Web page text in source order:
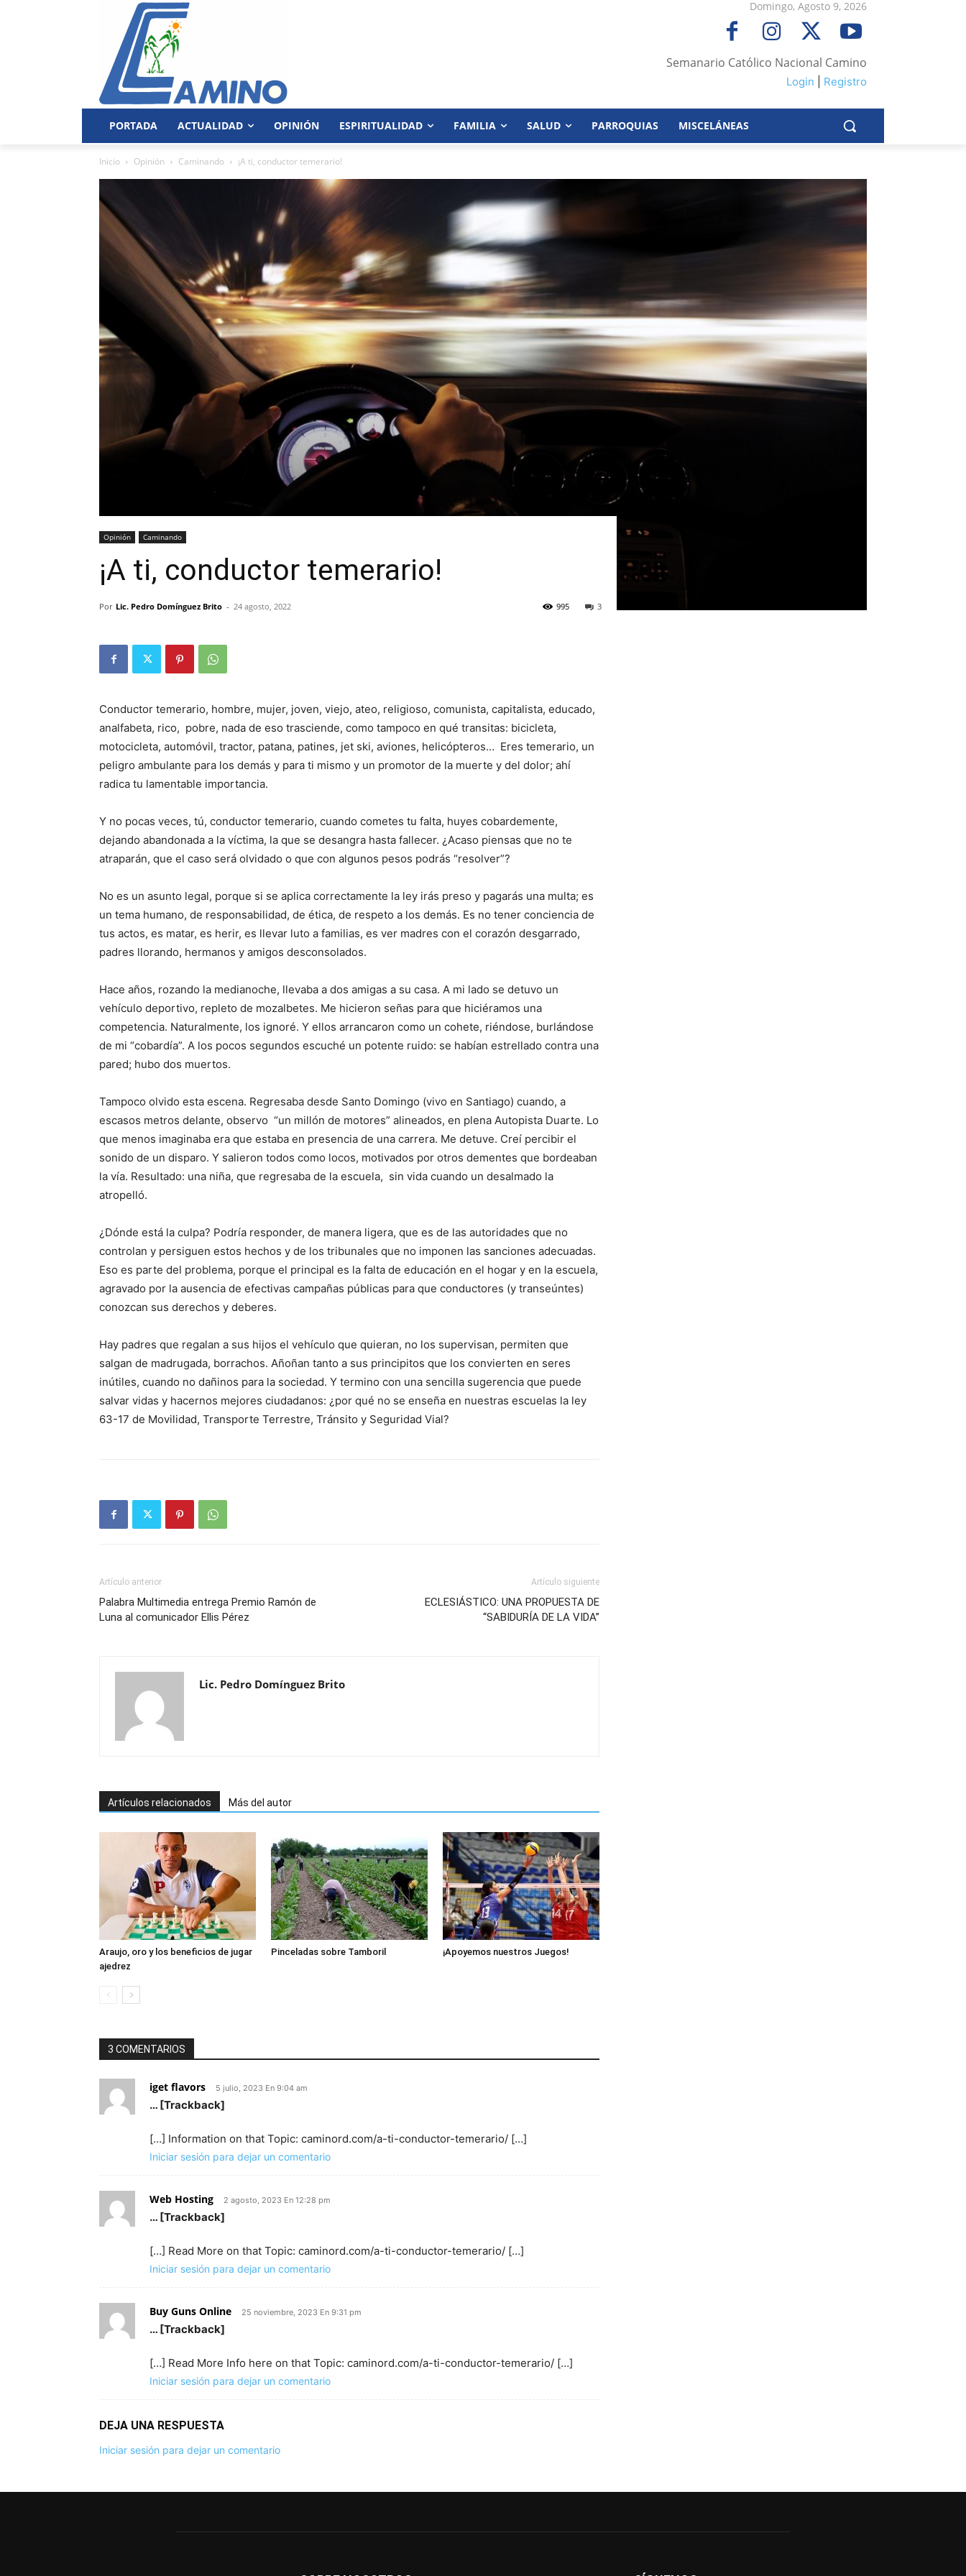
Domingo, Agosto 9, 2026
Semanario Católico Nacional Camino
Login Registro
PORTADA ACTUALIDAD OPINIÓN ESPIRITUALIDAD FAMILIA SALUD PARROQUIAS MISCELÁNEAS
Inicio Opinión Caminando ¡A ti, conductor temerario!
Opinión Caminando
¡A ti, conductor temerario!
Por Lic. Pedro Domínguez Brito - 24 agosto, 2022 3
995
Conductor temerario, hombre, mujer, joven, viejo, ateo, religioso, comunista, capitalista, educado,
analfabeta, rico, pobre, nada de eso trasciende, como tampoco en qué transitas: bicicleta,
motocicleta, automóvil, tractor, patana, patines, jet ski, aviones, helicópteros… Eres temerario, un
peligro ambulante para los demás y para ti mismo y un promotor de la muerte y del dolor; ahí
radica tu lamentable importancia.
Y no pocas veces, tú, conductor temerario, cuando cometes tu falta, huyes cobardemente,
dejando abandonada a la víctima, la que se desangra hasta fallecer. ¿Acaso piensas que no te
atraparán, que el caso será olvidado o que con algunos pesos podrás “resolver”?
No es un asunto legal, porque si se aplica correctamente la ley irás preso y pagarás una multa; es
un tema humano, de responsabilidad, de ética, de respeto a los demás. Es no tener conciencia de
tus actos, es matar, es herir, es llevar luto a familias, es ver madres con el corazón desgarrado,
padres llorando, hermanos y amigos desconsolados.
Hace años, rozando la medianoche, llevaba a dos amigas a su casa. A mi lado se detuvo un
vehículo deportivo, repleto de mozalbetes. Me hicieron señas para que hiciéramos una
competencia. Naturalmente, los ignoré. Y ellos arrancaron como un cohete, riéndose, burlándose
de mi “cobardía”. A los pocos segundos escuché un potente ruido: se habían estrellado contra una
pared; hubo dos muertos.
Tampoco olvido esta escena. Regresaba desde Santo Domingo (vivo en Santiago) cuando, a
escasos metros delante, observo “un millón de motores” alineados, en plena Autopista Duarte. Lo
que menos imaginaba era que estaba en presencia de una carrera. Me detuve. Creí percibir el
sonido de un disparo. Y salieron todos como locos, motivados por otros dementes que bordeaban
la vía. Resultado: una niña, que regresaba de la escuela, sin vida cuando un desalmado la
atropelló.
¿Dónde está la culpa? Podría responder, de manera ligera, que es de las autoridades que no
controlan y persiguen estos hechos y de los tribunales que no imponen las sanciones adecuadas.
Eso es parte del problema, porque el principal es la falta de educación en el hogar y en la escuela,
agravado por la ausencia de efectivas campañas públicas para que conductores (y transeúntes)
conozcan sus derechos y deberes.
Hay padres que regalan a sus hijos el vehículo que quieran, no los supervisan, permiten que
salgan de madrugada, borrachos. Añoñan tanto a sus principitos que los convierten en seres
inútiles, cuando no dañinos para la sociedad. Y termino con una sencilla sugerencia que puede
salvar vidas y hacernos mejores ciudadanos: ¿por qué no se enseña en nuestras escuelas la ley
63-17 de Movilidad, Transporte Terrestre, Tránsito y Seguridad Vial?
Artículo anterior
Palabra Multimedia entrega Premio Ramón de
Luna al comunicador Ellis Pérez
Artículo siguiente
ECLESIÁSTICO: UNA PROPUESTA DE
“SABIDURÍA DE LA VIDA”
Lic. Pedro Domínguez Brito
Artículos relacionados Más del autor
Araujo, oro y los beneficios de jugar
ajedrez
Pinceladas sobre Tamboril ¡Apoyemos nuestros Juegos!
3 COMENTARIOS
iget flavors 5 julio, 2023 En 9:04 am
… [Trackback]
[…] Information on that Topic: caminord.com/a-ti-conductor-temerario/ […]
Iniciar sesión para dejar un comentario
Web Hosting 2 agosto, 2023 En 12:28 pm
… [Trackback]
[…] Read More on that Topic: caminord.com/a-ti-conductor-temerario/ […]
Iniciar sesión para dejar un comentario
Buy Guns Online 25 noviembre, 2023 En 9:31 pm
… [Trackback]
[…] Read More Info here on that Topic: caminord.com/a-ti-conductor-temerario/ […]
Iniciar sesión para dejar un comentario
DEJA UNA RESPUESTA
Iniciar sesión para dejar un comentario